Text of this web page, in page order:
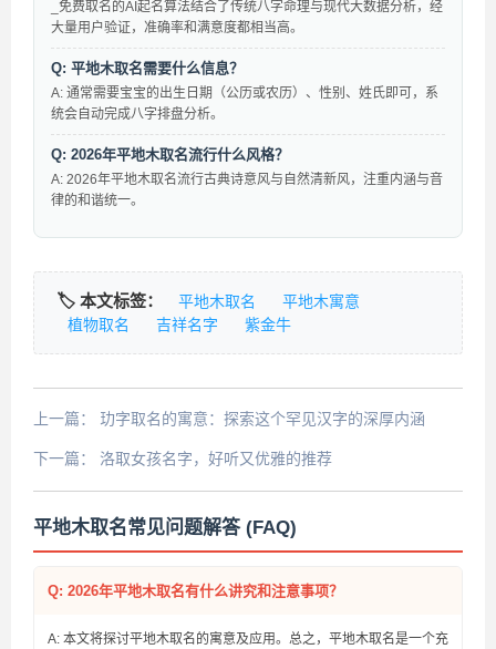
_免费取名的AI起名算法结合了传统八字命理与现代大数据分析，经
大量用户验证，准确率和满意度都相当高。
Q: 平地木取名需要什么信息？
A: 通常需要宝宝的出生日期（公历或农历）、性别、姓氏即可，系
统会自动完成八字排盘分析。
Q: 2026年平地木取名流行什么风格？
A: 2026年平地木取名流行古典诗意风与自然清新风，注重内涵与音
律的和谐统一。
🏷️ 本文标签： 平地木取名
平地木寓意
植物取名
吉祥名字 紫金牛
上一篇： 玏字取名的寓意：探索这个罕见汉字的深厚内涵
下一篇： 洛取女孩名字，好听又优雅的推荐
平地木取名常见问题解答 (FAQ)
Q: 2026年平地木取名有什么讲究和注意事项？
A: 本文将探讨平地木取名的寓意及应用。总之，平地木取名是一个充